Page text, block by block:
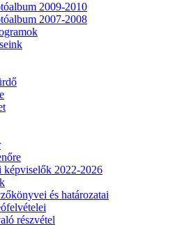
2009-2010
2007-2008
képviselők 2022-2026
és határozatai
részvétel